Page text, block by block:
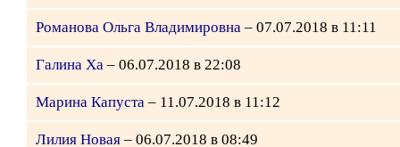
Романова Ольга Владимировна – 07.07.2018 в 11:11
Галина Ха – 06.07.2018 в 22:08
Марина Капуста – 11.07.2018 в 11:12
Лилия Новая – 06.07.2018 в 08:49